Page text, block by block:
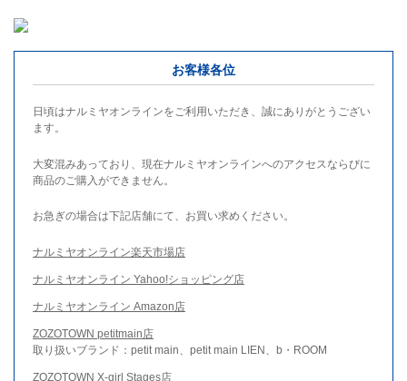
お客様各位
日頃はナルミヤオンラインをご利用いただき、誠にありがとうござい
ます。
大変混みあっており、現在ナルミヤオンラインへのアクセスならびに
商品のご購入ができません。
お急ぎの場合は下記店舗にて、お買い求めください。
ナルミヤオンライン楽天市場店
ナルミヤオンライン Yahoo!ショッピング店
ナルミヤオンライン Amazon店
ZOZOTOWN petitmain店
取り扱いブランド：petit main、petit main LIEN、b・ROOM
ZOZOTOWN X-girl Stages店